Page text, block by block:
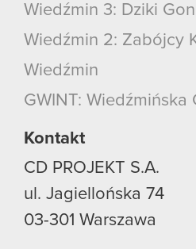
Wiedźmin 3: Dziki Gon
Wiedźmin 2: Zabójcy
Wiedźmin
GWINT: Wiedźmińska
Kontakt
CD PROJEKT S.A.
ul. Jagiellońska 74
03-301 Warszawa